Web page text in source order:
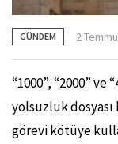
GÜNDEM 2
“1000”, “2000” ve
yolsuzluk dosyası
görevi kötüye